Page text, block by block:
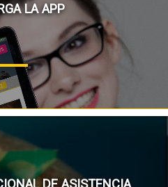
LA APP
DE ASISTENCIA